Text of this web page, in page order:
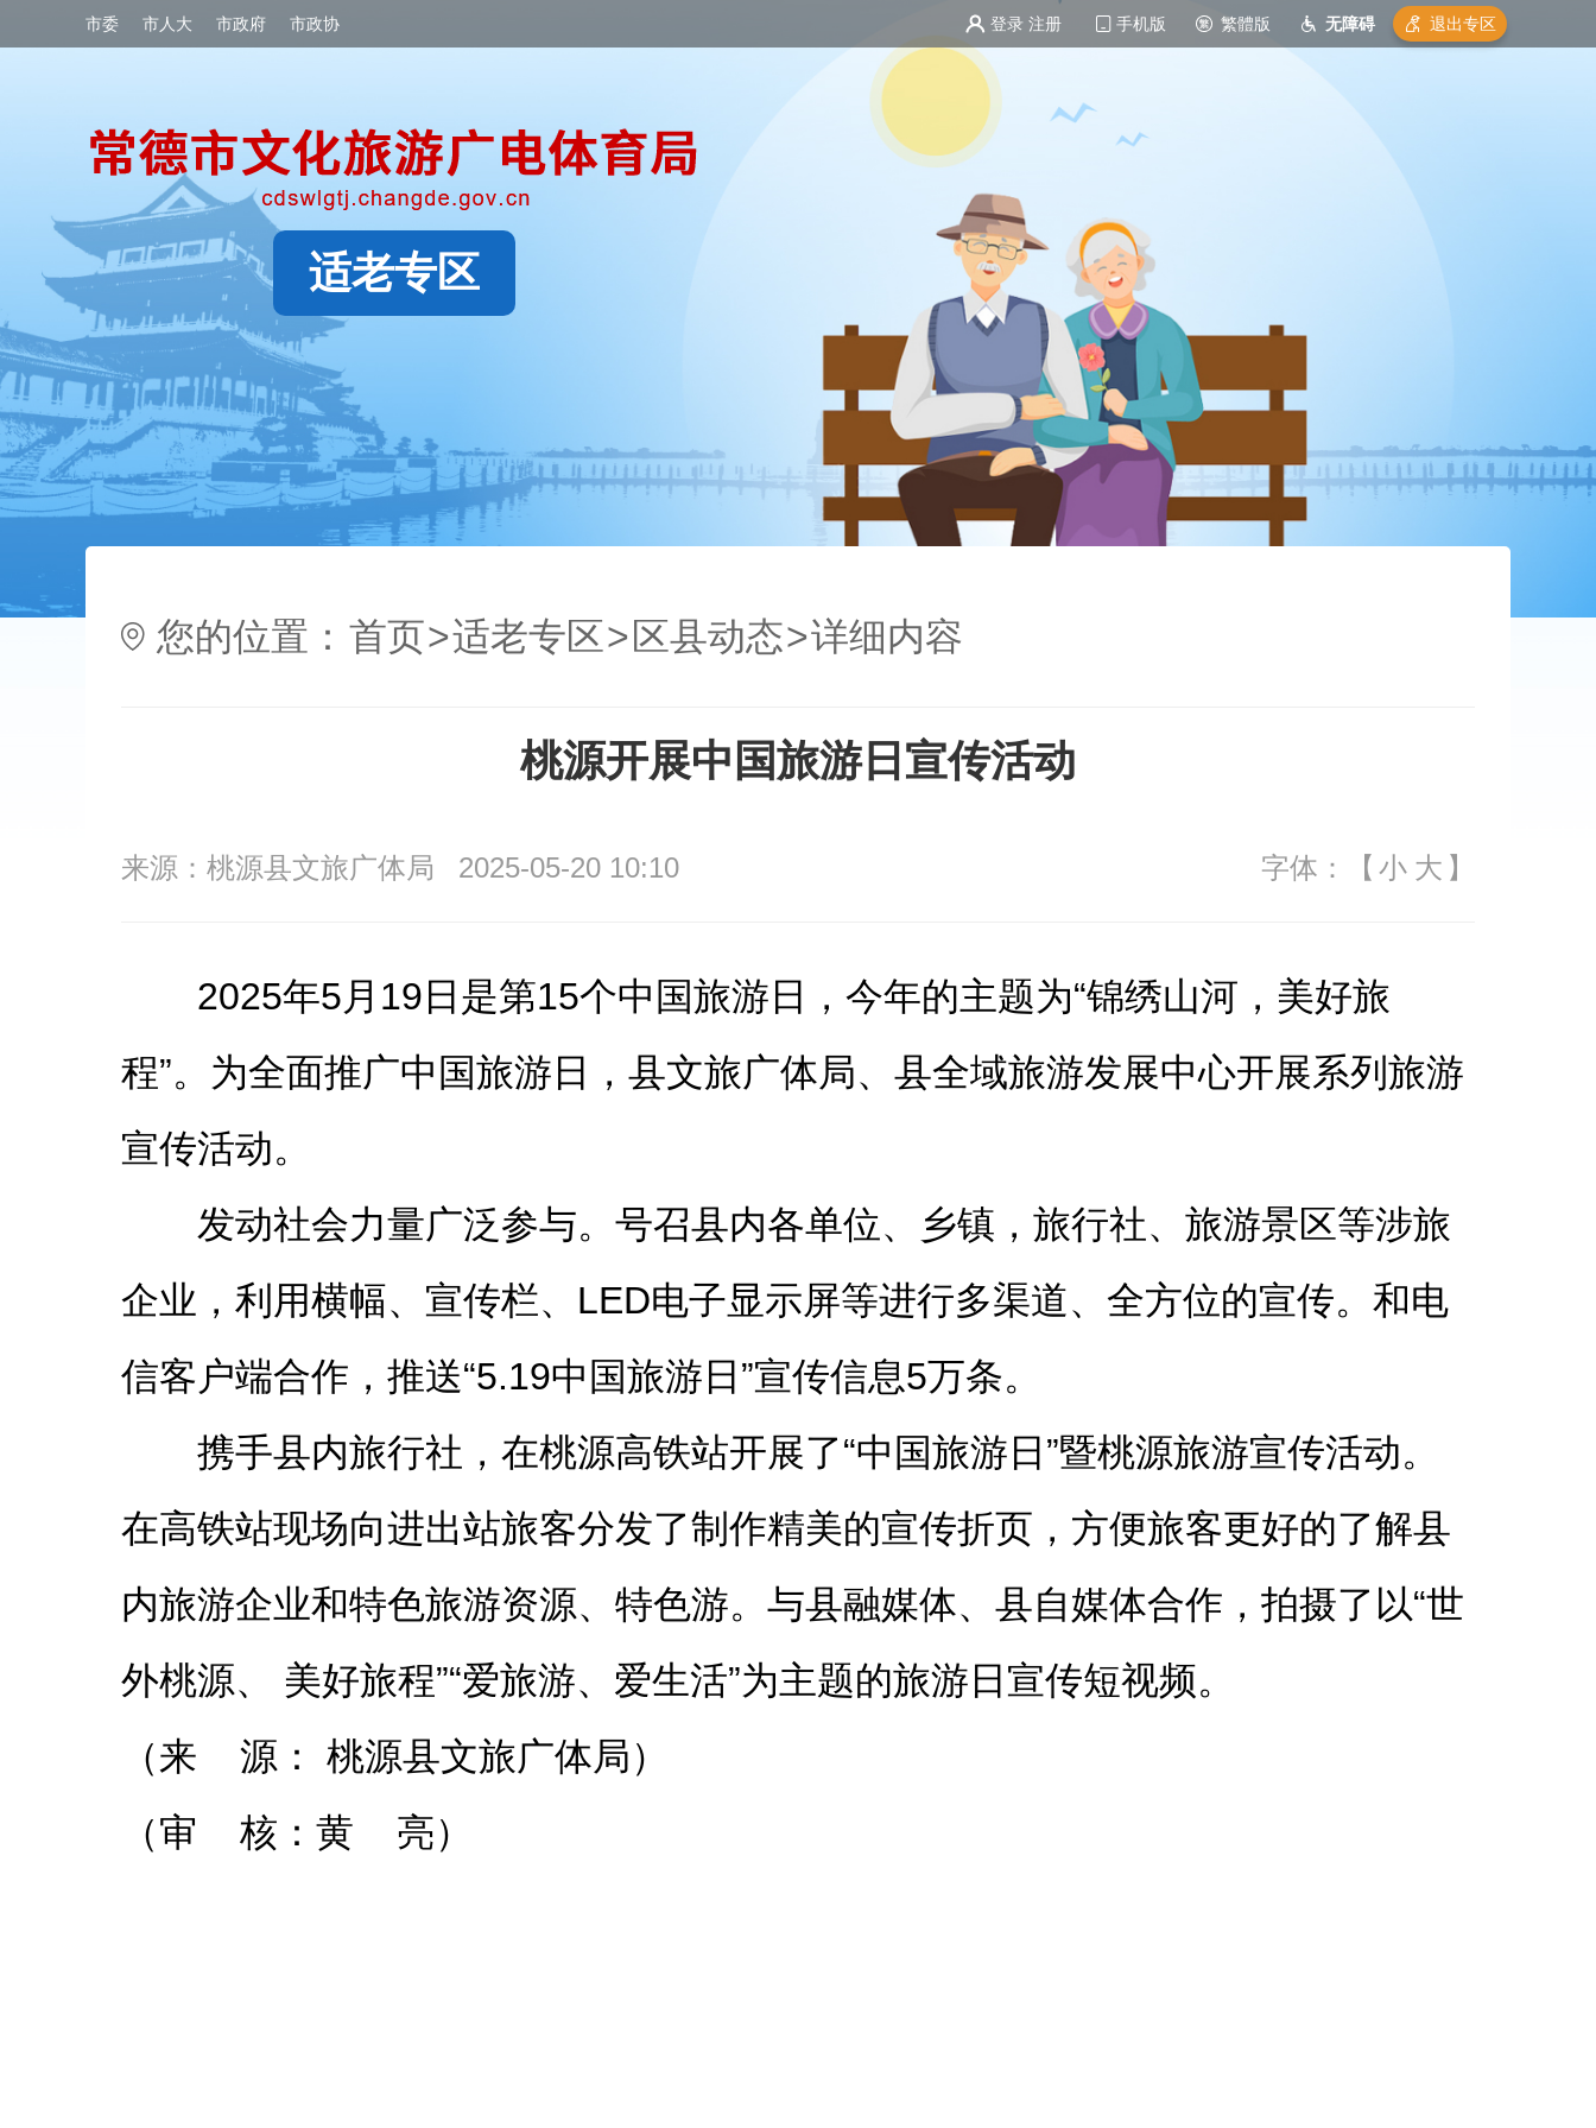
市委 市人大 市政府 市政协 登录 注册 手机版 繁體版 无障碍 退出专区
适老专区
您的位置： 首页>适老专区> 区县动态>详细内容
桃源开展中国旅游日宣传活动
来源：桃源县文旅广体局 2025-05-20 10:10 字体：【 小 大 】
2025年5月19日是第15个中国旅游日，今年的主题为“锦绣山河，美好旅
程”。为全面推广中国旅游日，县文旅广体局、县全域旅游发展中心开展系列旅游
宣传活动。
发动社会力量广泛参与。号召县内各单位、乡镇，旅行社、旅游景区等涉旅
企业，利用横幅、宣传栏、LED电子显示屏等进行多渠道、全方位的宣传。 和电
信客户端合作，推送“5.19中国旅游日 ”宣传信息5万条。
携手县内旅行社，在桃源高铁站开展了“中国旅游日”暨桃源旅游宣传活动。
在高铁站现场向进出站旅客分发了制作精美的宣传折页，方便旅客更好的了解县
内旅游企业和特色旅游资源、特色游。 与县融媒体、县自媒体合作，拍摄了以“世
外桃源、 美好旅程”“爱旅游、爱生活”为主题的旅游日宣传短视频。
（来 源： 桃源县文旅广体局）
（审 核：黄 亮）